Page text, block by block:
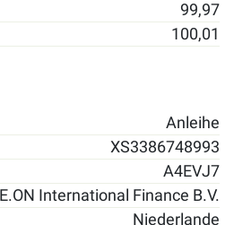
99,97
100,01
Anleihe
XS3386748993
A4EVJ7
E.ON International Finance B.V.
Niederlande